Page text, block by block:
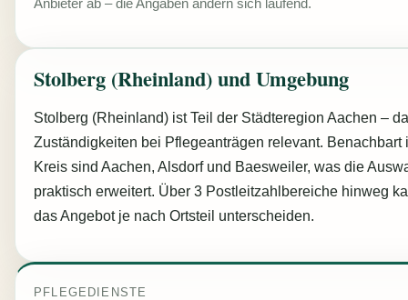
Anbieter ab – die Angaben ändern sich laufend.
Stolberg (Rheinland) und Umgebung
Stolberg (Rheinland) ist Teil der Städteregion Aachen –
Zuständigkeiten bei Pflegeanträgen relevant. Benachbart
Kreis sind Aachen, Alsdorf und Baesweiler, was die
praktisch erweitert. Über 3 Postleitzahlbereiche hinweg
das Angebot je nach Ortsteil unterscheiden.
PFLEGEDIENSTE